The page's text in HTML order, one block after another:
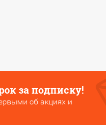
за подписку!
об акциях и